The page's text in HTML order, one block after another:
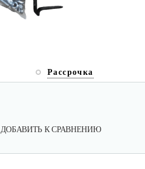
Рассрочка
ДОБАВИТЬ К СРАВНЕНИЮ